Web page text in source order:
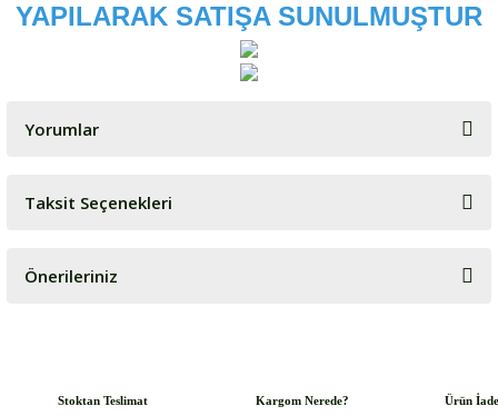
YAPILARAK SATIŞA SUNULMUŞTUR
Yorumlar
Bu ürüne ilk yorumu siz yapın!
Taksit Seçenekleri
Önerileriniz
Stoktan Teslimat Kargom Nerede? Ürün